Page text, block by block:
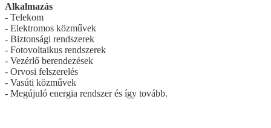
Alkalmazás
- Telekom
- Elektromos közművek
- Biztonsági rendszerek
- Fotovoltaikus rendszerek
- Vezérlő berendezések
- Orvosi felszerelés
- Vasúti közművek
- Megújuló energia rendszer és így tovább.